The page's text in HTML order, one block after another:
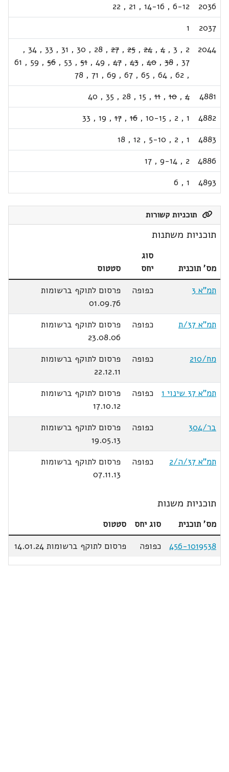
2036
6-12
,
14-16
,
21
,
22
2037
1
2044
2
,
3
,
4
,
24
,
25
,
27
,
28
,
30
,
31
,
33
,
34
,
37
,
38
,
40
,
43
,
47
,
49
,
51
,
53
,
56
,
59
,
61
,
62
,
64
,
65
,
67
,
69
,
71
,
78
4881
4
,
10
,
11
,
15
,
28
,
35
,
40
4882
1
,
2
,
10-15
,
16
,
17
,
19
,
33
4883
1
,
2
,
5-10
,
12
,
18
4886
2
,
9-14
,
17
4893
1
,
6
תוכניות קשורות
תוכניות משתנות
מס' תוכנית
סוג
יחס
סטטוס
תמ"א 3
כפופה
פרסום לתוקף ברשומות
01.09.76
תמ"א 37/ת
כפופה
פרסום לתוקף ברשומות
23.08.06
מח/210
כפופה
פרסום לתוקף ברשומות
22.12.11
תמ"א 37 שינוי 1
כפופה
פרסום לתוקף ברשומות
17.10.12
בר/304
כפופה
פרסום לתוקף ברשומות
19.05.13
תמ"א 37/ה/2
כפופה
פרסום לתוקף ברשומות
07.11.13
תוכניות משנות
מס' תוכנית סוג יחס
סטטוס
456-1019538
כפופה פרסום לתוקף ברשומות 14.01.24